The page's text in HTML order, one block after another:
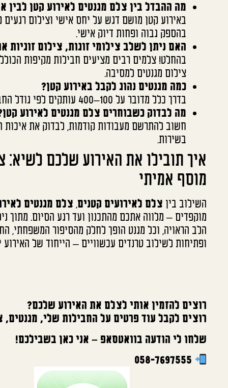
מה ההבדל בין צלם מגנטים לאירוע קטן לבין
באירוע קטן מושם דגש על יחס אישי וצילום
בהספק גבוה ופחות דיוק אישי.
האם ניתן לשלב צילומי זוגות, צילום
בהחלט! צלמים רבים מציעים חבילות מקיפות
צילום מגנטים למסיבה.
כמה מגנטים נהוג לקבל באירוע קטן?
בדרך כלל מדובר על 100–400 עותקים לפי גודל החבילה והעדפה אישית, עם אפשרות להרחיב במידת הצורך.
מה לבדוק כשבוחרים צלם מגנטים לאירוע
חשוב להתרשם מעבודות קודמות, לבדוק את איכות
בשירות.
איך תובילו את האירוע שלכם לשיא:
מוסף אמיתי
השילוב בין צלם לאירועים קטנים, צלם מגנטים
מוקפדים – מלווה אתכם מהתכנון ועד רגע הסיום.
הלב הראויה, וכל מגנט הופך לחלק מהסיפור המשפחתי,
ופתיחות לשילוב טרנדים עכשוויים – הייחוד של
רוצים להזמין אותי לצלם את האירוע שלכם?
רוצים לקבל עוד פרטים על החבילות שלי, מגנטים,
שלחו לי הודעה בוואטסאפ – אני כאן בשבילכם!